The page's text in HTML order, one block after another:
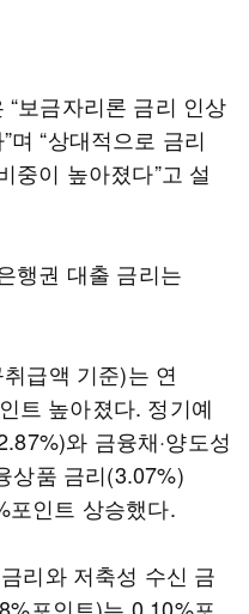
보금자리론 금리 인상
며 “상대적으로 금리
중이 높아졌다”고 설
행권 대출 금리는
급액 기준)는 연
트 높아졌다. 정기예
와 금융채·양도성
상품 금리(3.07%)
포인트 상승했다.
리와 저축성 수신 금